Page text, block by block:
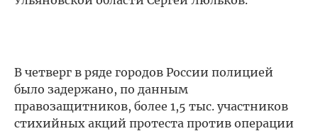
В четверг в ряде городов России полицией
было задержано, по данным
правозащитников, более 1,5 тыс. участников
стихийных акций протеста против операции